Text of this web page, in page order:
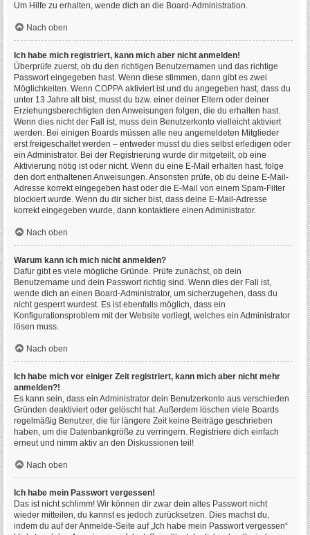
Um Hilfe zu erhalten, wende dich an die Board-Administration.
Nach oben
Ich habe mich registriert, kann mich aber nicht anmelden!
Überprüfe zuerst, ob du den richtigen Benutzernamen und das richtige
Passwort eingegeben hast. Wenn diese stimmen, dann gibt es zwei
Möglichkeiten. Wenn COPPA aktiviert ist und du angegeben hast, dass du
unter 13 Jahre alt bist, musst du bzw. einer deiner Eltern oder deiner
Erziehungsberechtigten den Anweisungen folgen, die du erhalten hast.
Wenn dies nicht der Fall ist, muss dein Benutzerkonto vielleicht aktiviert
werden. Bei einigen Boards müssen alle neu angemeldeten Mitglieder
erst freigeschaltet werden – entweder musst du dies selbst erledigen oder
ein Administrator. Bei der Registrierung wurde dir mitgeteilt, ob eine
Aktivierung nötig ist oder nicht. Wenn du eine E-Mail erhalten hast, folge
den dort enthaltenen Anweisungen. Ansonsten prüfe, ob du deine E-Mail-
Adresse korrekt eingegeben hast oder die E-Mail von einem Spam-Filter
blockiert wurde. Wenn du dir sicher bist, dass deine E-Mail-Adresse
korrekt eingegeben wurde, dann kontaktiere einen Administrator.
Nach oben
Warum kann ich mich nicht anmelden?
Dafür gibt es viele mögliche Gründe. Prüfe zunächst, ob dein
Benutzername und dein Passwort richtig sind. Wenn dies der Fall ist,
wende dich an einen Board-Administrator, um sicherzugehen, dass du
nicht gesperrt wurdest. Es ist ebenfalls möglich, dass ein
Konfigurationsproblem mit der Website vorliegt, welches ein Administrator
lösen muss.
Nach oben
Ich habe mich vor einiger Zeit registriert, kann mich aber nicht mehr
anmelden?!
Es kann sein, dass ein Administrator dein Benutzerkonto aus verschieden
Gründen deaktiviert oder gelöscht hat. Außerdem löschen viele Boards
regelmäßig Benutzer, die für längere Zeit keine Beiträge geschrieben
haben, um die Datenbankgröße zu verringern. Registriere dich einfach
erneut und nimm aktiv an den Diskussionen teil!
Nach oben
Ich habe mein Passwort vergessen!
Das ist nicht schlimm! Wir können dir zwar dein altes Passwort nicht
wieder mitteilen, du kannst es jedoch zurücksetzen. Dies machst du,
indem du auf der Anmelde-Seite auf „Ich habe mein Passwort vergessen“